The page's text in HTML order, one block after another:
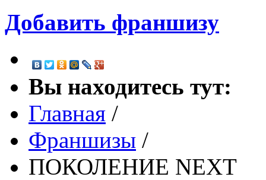
Добавить франшизу
Вы находитесь тут:
Главная /
Франшизы /
ПОКОЛЕНИЕ NEXT